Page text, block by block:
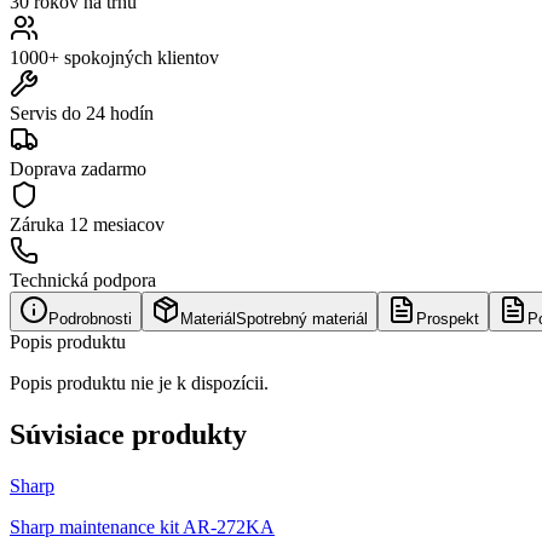
1000+ spokojných klientov
Servis do 24 hodín
Doprava zadarmo
Záruka 12 mesiacov
Technická podpora
Podrobnosti Materiál Spotrebný materiál Prospekt
Popis produktu
Popis produktu nie je k dispozícii.
Súvisiace produkty
Sharp
Sharp maintenance kit AR-272KA